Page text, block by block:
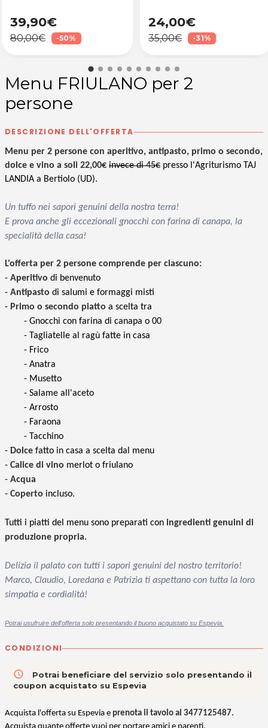
39,90€
80,00€ -50%
24,00€
35,00€ -31%
Menu FRIULANO per 2
persone
DESCRIZIONE DELL'OFFERTA
Menu per 2 persone con aperitivo, antipasto, primo o secondo,
dolce e vino a soli 22,00€ invece di 45€ presso l'Agriturismo TAJ
LANDIA a Bertiolo (UD).
Un tuffo nei sapori genuini della nostra terra!
E prova anche gli eccezionali gnocchi con farina di canapa, la
specialità della casa!
L'offerta per 2 persone comprende per ciascuno:
- Aperitivo di benvenuto
- Antipasto di salumi e formaggi misti
- Primo o secondo piatto a scelta tra
- Gnocchi con farina di canapa o 00
- Tagliatelle al ragù fatte in casa
- Frico
- Anatra
- Musetto
- Salame all'aceto
- Arrosto
- Faraona
- Tacchino
- Dolce fatto in casa a scelta dal menu
- Calice di vino merlot o friulano
- Acqua
- Coperto incluso.
Tutti i piatti del menu sono preparati con ingredienti genuini di
produzione propria.
Delizia il palato con tutti i sapori genuini del nostro territorio!
Marco, Claudio, Loredana e Patrizia ti aspettano con tutta la loro
simpatia e cordialità!
Potrai usufruire dell'offerta solo presentando il buono acquistato su Espevia.
CONDIZIONI
access_time
Potrai beneficiare del servizio solo presentando il
coupon acquistato su Espevia
Acquista l'offerta su Espevia e prenota il tavolo al 3477125487.